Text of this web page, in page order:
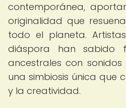
contemporánea,
originalidad que
todo el planeta.
diáspora han sabido
ancestrales con
una simbiosis única que
y la creatividad.